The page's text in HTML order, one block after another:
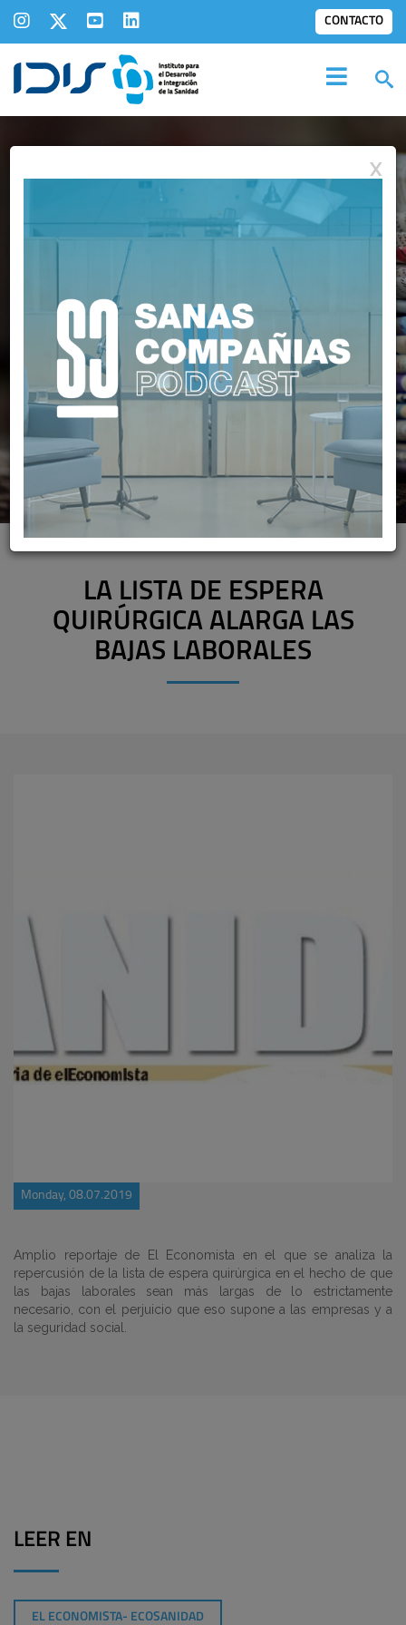
CONTACTO
IDIS EN LOSMEDIOS
LA LISTA DE ESPERA
QUIRÚRGICA ALARGA LAS
BAJAS LABORALES
Monday, 08.07.2019
Amplio reportaje de El Economista en el que se analiza la
repercusión de la lista de espera quirúrgica en el hecho de que
las bajas laborales sean más largas de lo estrictamente
necesario, con el perjuicio que eso supone a las empresas y a
la seguridad social.
LEER EN
EL ECONOMISTA- ECOSANIDAD
X